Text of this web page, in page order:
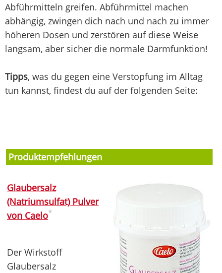
Abführmitteln greifen. Abführmittel machen
abhängig, zwingen dich nach und nach zu immer
höheren Dosen und zerstören auf diese Weise
langsam, aber sicher die normale Darmfunktion!
Tipps, was du gegen eine Verstopfung im Alltag
tun kannst, findest du auf der folgenden Seite:
Produktempfehlungen
Glaubersalz
(Natriumsulfat) Pulver
von Caelo*
Der Wirkstoff
Glaubersalz